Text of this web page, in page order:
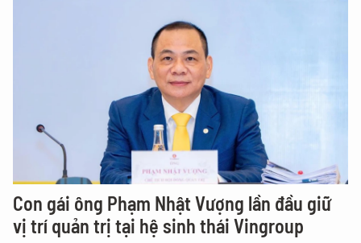
Con gái ông Phạm Nhật Vượng lần đầu giữ
vị trí quản trị tại hệ sinh thái Vingroup